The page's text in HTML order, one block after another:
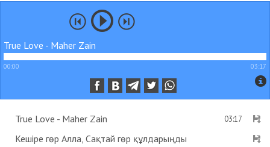
True Love - Maher Zain
00:00 03:17
True Love - Maher Zain 03:17
Кешіре гөр Алла, Сақтай гөр құлдарыңды